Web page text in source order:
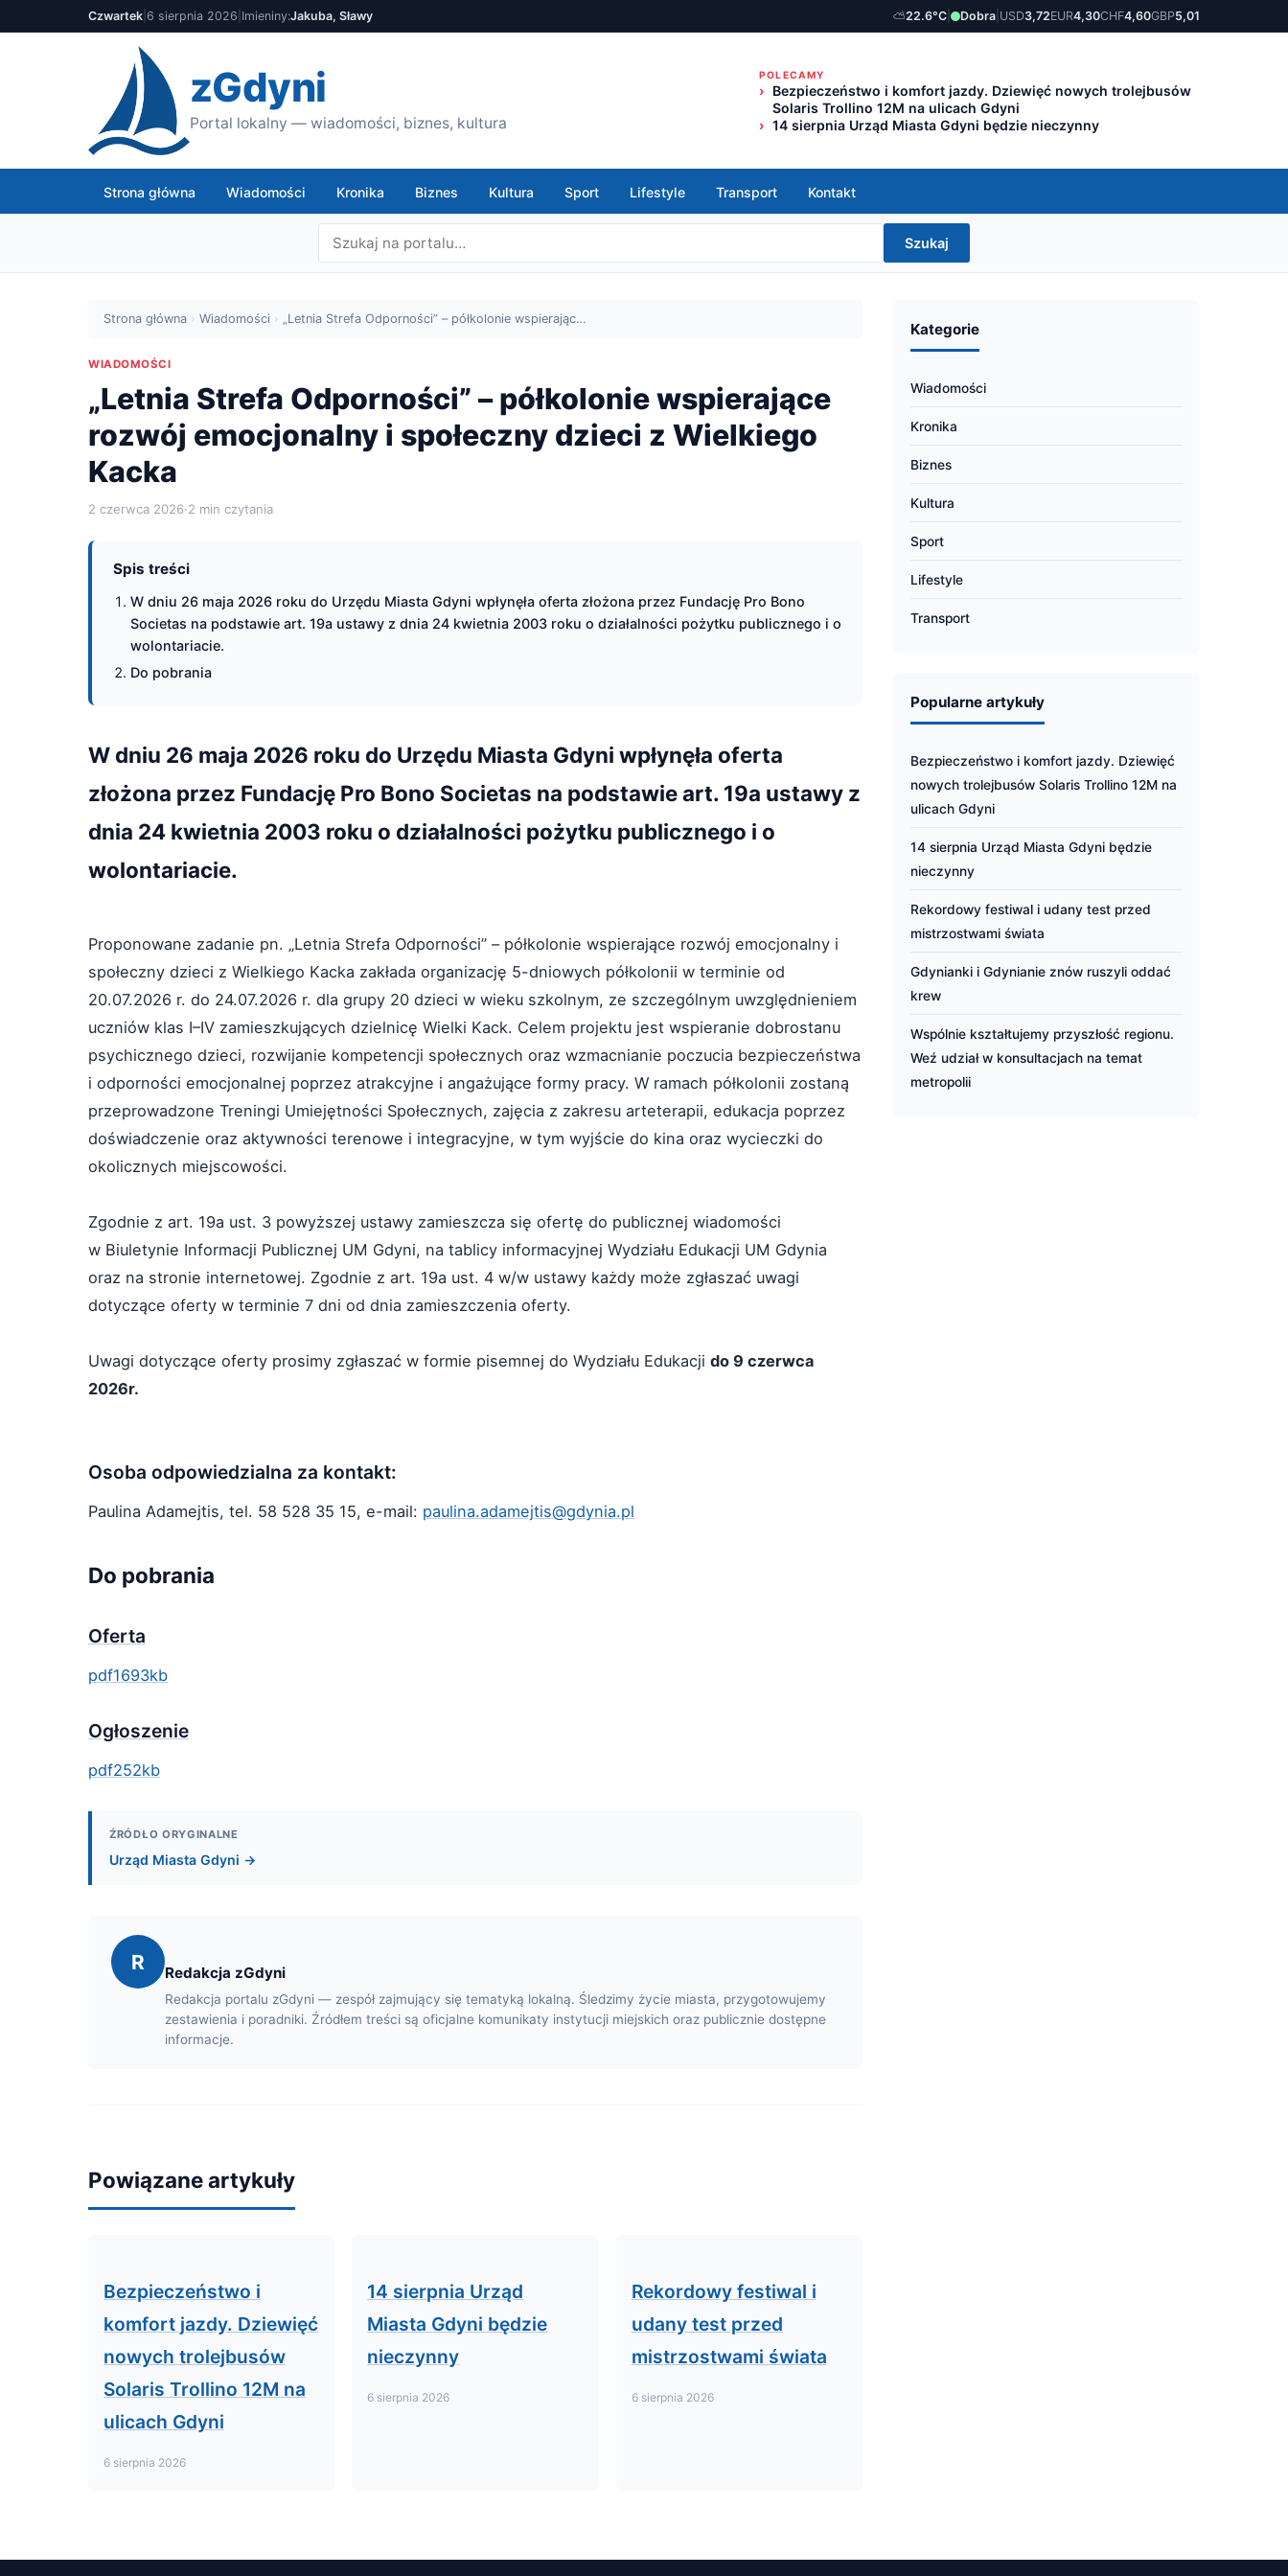
Czwartek 6 sierpnia 2026 Imieniny:Jakuba, Sławy ⛅22.6°C Dobra USD3,72EUR4,30CHF4,60GBP5,01
zGdyni
Portal lokalny — wiadomości, biznes, kultura
POLECAMY
Bezpieczeństwo i komfort jazdy. Dziewięć nowych trolejbusów
Solaris Trollino 12M na ulicach Gdyni
14 sierpnia Urząd Miasta Gdyni będzie nieczynny
Strona główna Wiadomości Kronika Biznes Kultura Sport Lifestyle Transport Kontakt
Szukaj
Strona główna › Wiadomości › „Letnia Strefa Odporności” – półkolonie wspierając…
WIADOMOŚCI
„Letnia Strefa Odporności” – półkolonie wspierające
rozwój emocjonalny i społeczny dzieci z Wielkiego
Kacka
2 czerwca 2026·2 min czytania
Spis treści
W dniu 26 maja 2026 roku do Urzędu Miasta Gdyni wpłynęła oferta złożona przez Fundację Pro Bono
Societas na podstawie art. 19a ustawy z dnia 24 kwietnia 2003 roku o działalności pożytku publicznego i o
wolontariacie.
Do pobrania
W dniu 26 maja 2026 roku do Urzędu Miasta Gdyni wpłynęła oferta
złożona przez Fundację Pro Bono Societas na podstawie art. 19a ustawy z
dnia 24 kwietnia 2003 roku o działalności pożytku publicznego i o
wolontariacie.
Proponowane zadanie pn. „Letnia Strefa Odporności” – półkolonie wspierające rozwój emocjonalny i
społeczny dzieci z Wielkiego Kacka zakłada organizację 5-dniowych półkolonii w terminie od
20.07.2026 r. do 24.07.2026 r. dla grupy 20 dzieci w wieku szkolnym, ze szczególnym uwzględnieniem
uczniów klas I–IV zamieszkujących dzielnicę Wielki Kack. Celem projektu jest wspieranie dobrostanu
psychicznego dzieci, rozwijanie kompetencji społecznych oraz wzmacnianie poczucia bezpieczeństwa
i odporności emocjonalnej poprzez atrakcyjne i angażujące formy pracy. W ramach półkolonii zostaną
przeprowadzone Treningi Umiejętności Społecznych, zajęcia z zakresu arteterapii, edukacja poprzez
doświadczenie oraz aktywności terenowe i integracyjne, w tym wyjście do kina oraz wycieczki do
okolicznych miejscowości.
Zgodnie z art. 19a ust. 3 powyższej ustawy zamieszcza się ofertę do publicznej wiadomości
w Biuletynie Informacji Publicznej UM Gdyni, na tablicy informacyjnej Wydziału Edukacji UM Gdynia
oraz na stronie internetowej. Zgodnie z art. 19a ust. 4 w/w ustawy każdy może zgłaszać uwagi
dotyczące oferty w terminie 7 dni od dnia zamieszczenia oferty.
Uwagi dotyczące oferty prosimy zgłaszać w formie pisemnej do Wydziału Edukacji do 9 czerwca
2026r.
Osoba odpowiedzialna za kontakt:
Paulina Adamejtis, tel. 58 528 35 15, e-mail: paulina.adamejtis@gdynia.pl
Do pobrania
Oferta
pdf1693kb
Ogłoszenie
pdf252kb
ŹRÓDŁO ORYGINALNE
Urząd Miasta Gdyni →
R Redakcja zGdyni
Redakcja portalu zGdyni — zespół zajmujący się tematyką lokalną. Śledzimy życie miasta, przygotowujemy
zestawienia i poradniki. Źródłem treści są oficjalne komunikaty instytucji miejskich oraz publicznie dostępne
informacje.
Powiązane artykuły
Bezpieczeństwo i
komfort jazdy. Dziewięć
nowych trolejbusów
Solaris Trollino 12M na
ulicach Gdyni
6 sierpnia 2026
14 sierpnia Urząd
Miasta Gdyni będzie
nieczynny
6 sierpnia 2026
Rekordowy festiwal i
udany test przed
mistrzostwami świata
6 sierpnia 2026
Kategorie
Wiadomości
Kronika
Biznes
Kultura
Sport
Lifestyle
Transport
Popularne artykuły
Bezpieczeństwo i komfort jazdy. Dziewięć
nowych trolejbusów Solaris Trollino 12M na
ulicach Gdyni
14 sierpnia Urząd Miasta Gdyni będzie
nieczynny
Rekordowy festiwal i udany test przed
mistrzostwami świata
Gdynianki i Gdynianie znów ruszyli oddać
krew
Wspólnie kształtujemy przyszłość regionu.
Weź udział w konsultacjach na temat
metropolii